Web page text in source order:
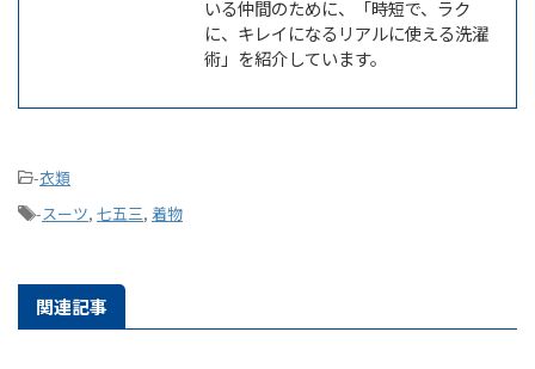
いる仲間のために、「時短で、ラク
に、キレイになるリアルに使える洗濯
術」を紹介しています。
-衣類
-スーツ, 七五三, 着物
関連記事